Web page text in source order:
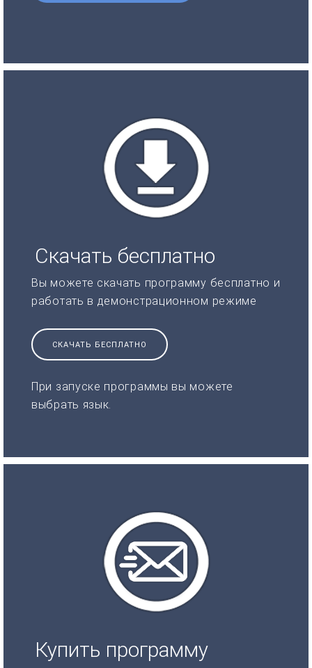
Скачать бесплатно
Вы можете скачать программу бесплатно и
работать в демонстрационном режиме
СКАЧАТЬ БЕСПЛАТНО
При запуске программы вы можете
выбрать язык.
Купить программу